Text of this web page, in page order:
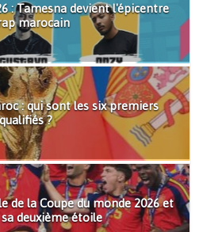
: Tamesna devient l'épicentre
marocain
: qui sont les six premiers
?
de la Coupe du monde 2026 et
deuxième étoile